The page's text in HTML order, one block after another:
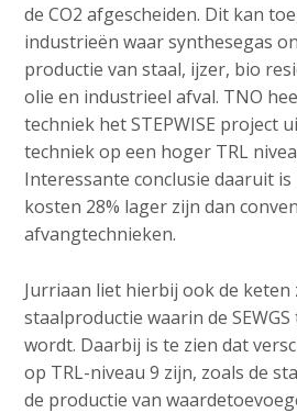
de CO2 afgescheiden. Dit kan
industrieën waar synthesegas
productie van staal, ijzer, bio
olie en industrieel afval. TNO
techniek het STEPWISE project
techniek op een hoger TRL
Interessante conclusie daaruit
kosten 28% lager zijn dan
afvangtechnieken.
Jurriaan liet hierbij ook de keten
staalproductie waarin de
wordt. Daarbij is te zien dat
op TRL-niveau 9 zijn, zoals de
de productie van